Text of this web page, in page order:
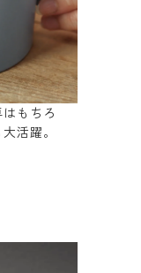
もちろ
活躍。